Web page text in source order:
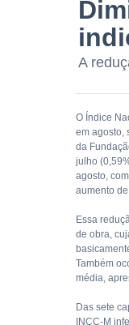
A
O Índice
em agosto,
da
julho
agosto,
aumento
Essa
de obra,
Também
média,
Das sete
INCC-M